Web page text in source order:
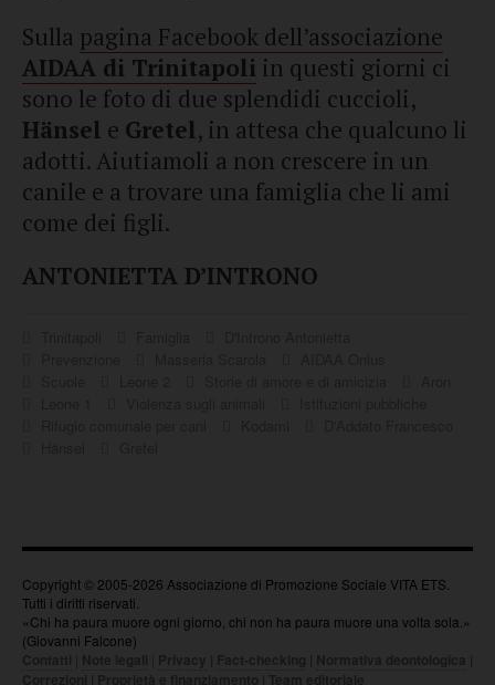
Sulla pagina Facebook dell’associazione
AIDAA di Trinitapoli in questi giorni ci
sono le foto di due splendidi cuccioli,
Hänsel e Gretel, in attesa che qualcuno li
adotti. Aiutiamoli a non crescere in un
canile e a trovare una famiglia che li ami
come dei figli.
ANTONIETTA D’INTRONO
Copyright © 2005-2026 Associazione di Promozione Sociale VITA ETS.
Tutti i diritti riservati.
«Chi ha paura muore ogni giorno, chi non ha paura muore una volta sola.»
(Giovanni Falcone)